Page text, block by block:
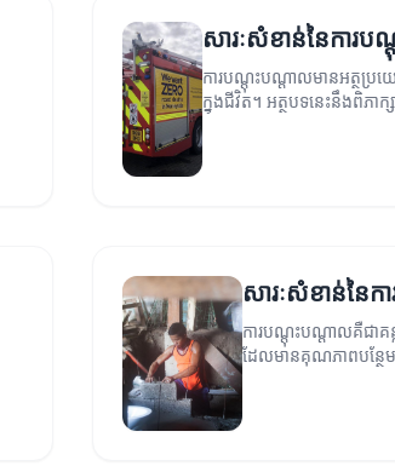
សារៈសំខាន់នៃការប
ការបណ្តុះបណ្តាលមានអត្ថប្រ
ក្នុងជីវិត។ អត្ថបទនេះនឹងពិភា
សារៈសំខាន់នៃ
ការបណ្តុះបណ្តាលគឺជាគ
ដែលមានគុណភាពបន្ថែ